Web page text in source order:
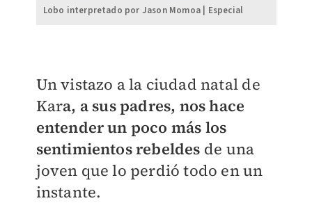
Lobo interpretado por Jason Momoa | Especial
Un vistazo a la ciudad natal de
Kara, a sus padres, nos hace
entender un poco más los
sentimientos rebeldes de una
joven que lo perdió todo en un
instante.